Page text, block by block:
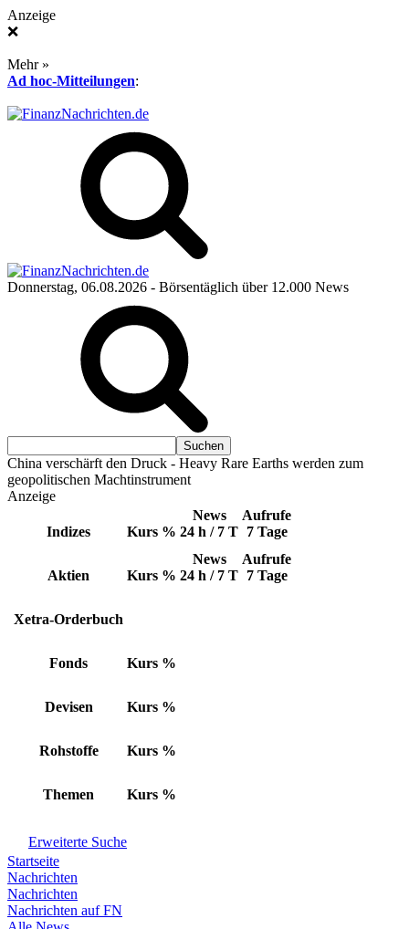
Anzeige
❌
Mehr »
Ad hoc-Mitteilungen:
Donnerstag, 06.08.2026 - Börsentäglich über 12.000 News
China verschärft den Druck - Heavy Rare Earths werden zum
geopolitischen Machtinstrument
Anzeige
Indizes Kurs %
News
24 h / 7 T
Aufrufe
7 Tage
Aktien Kurs %
News
24 h / 7 T
Aufrufe
7 Tage
Xetra-Orderbuch
Fonds Kurs %
Devisen Kurs %
Rohstoffe Kurs %
Themen Kurs %
Erweiterte Suche
Startseite
Nachrichten
Nachrichten
Nachrichten auf FN